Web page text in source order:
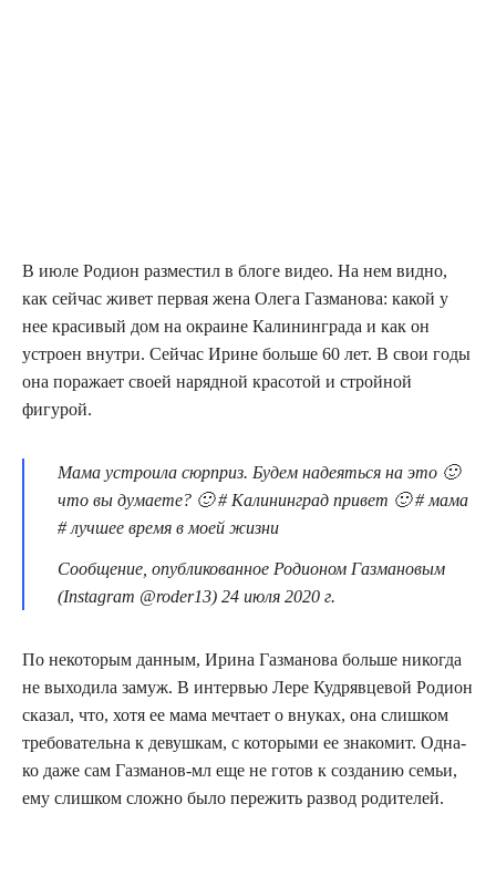
В июле Роди­он раз­ме­стил в бло­ге видео. На нем вид­но,
как сей­час живет пер­вая жена Оле­га Газ­ма­но­ва: какой у
нее кра­си­вый дом на окра­ине Кали­нин­гра­да и как он
устро­ен внут­ри. Сей­час Ирине боль­ше 60 лет. В свои годы
она пора­жа­ет сво­ей наряд­ной кра­со­той и строй­ной
фигурой.
Мама устро­и­ла сюр­приз. Будем наде­ять­ся на это 🙂
что вы дума­е­те? 🙂 # Кали­нин­град при­вет 🙂 # мама
# луч­шее вре­мя в моей жизни
Сооб­ще­ние, опуб­ли­ко­ван­ное Роди­о­ном Газ­ма­но­вым
(Instagram @roder13) 24 июля 2020 г.
По неко­то­рым дан­ным, Ири­на Газ­ма­но­ва боль­ше нико­гда
не выхо­ди­ла замуж. В интер­вью Лере Куд­ряв­це­вой Роди­он
ска­зал, что, хотя ее мама меч­та­ет о вну­ках, она слиш­ком
тре­бо­ва­тель­на к девуш­кам, с кото­ры­ми ее зна­ко­мит. Одна­
ко даже сам Газ­ма­нов-мл еще не готов к созда­нию семьи,
ему слиш­ком слож­но было пере­жить раз­вод родителей.